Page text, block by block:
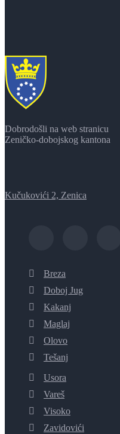
Dobrodošli na web stranicu
Zeničko-dobojskog kantona
Kučukovići 2, Zenica
Breza
Doboj Jug
Kakanj
Maglaj
Olovo
Tešanj
Usora
Vareš
Visoko
Zavidovići